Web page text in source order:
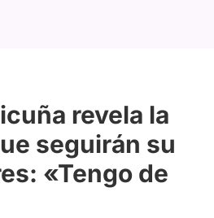
revela la
seguirán su
«Tengo de